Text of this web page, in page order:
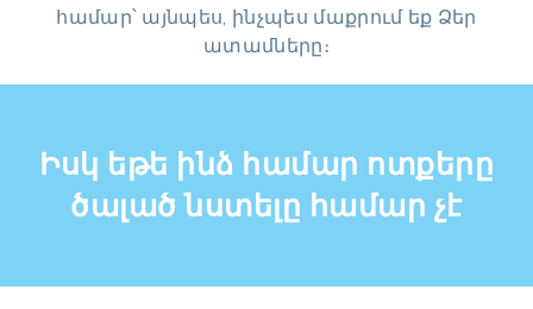
համար՝ այնպես, ինչպես մաքրում եք Ձեր
ատամները։
Իսկ եթե ինձ համար ոտքերը
ծալած նստելը համար չէ